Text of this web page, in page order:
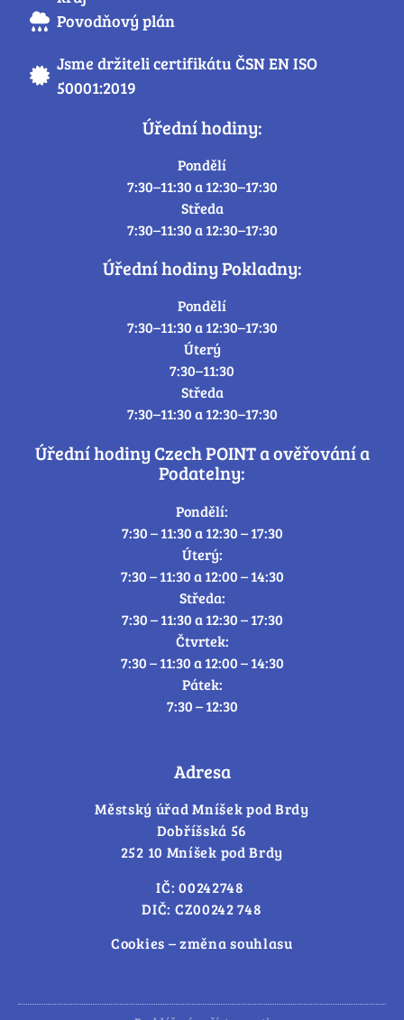
Povodňový plán
Jsme držiteli certifikátu ČSN EN ISO
50001:2019
Úřední hodiny:
Pondělí
7:30–11:30 a 12:30–17:30
Středa
7:30–11:30 a 12:30–17:30
Úřední hodiny Pokladny:
Pondělí
7:30–11:30 a 12:30–17:30
Úterý
7:30–11:30
Středa
7:30–11:30 a 12:30–17:30
Úřední hodiny Czech POINT a ověřování a
Podatelny:
Pondělí:
7:30 – 11:30 a 12:30 – 17:30
Úterý:
7:30 – 11:30 a 12:00 – 14:30
Středa:
7:30 – 11:30 a 12:30 – 17:30
Čtvrtek:
7:30 – 11:30 a 12:00 – 14:30
Pátek:
7:30 – 12:30
Adresa
Městský úřad Mníšek pod Brdy
Dobříšská 56
252 10 Mníšek pod Brdy
IČ: 00242748
DIČ: CZ00242 748
Cookies – změna souhlasu